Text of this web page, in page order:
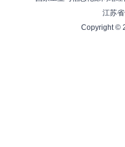
江苏
Copyright ©